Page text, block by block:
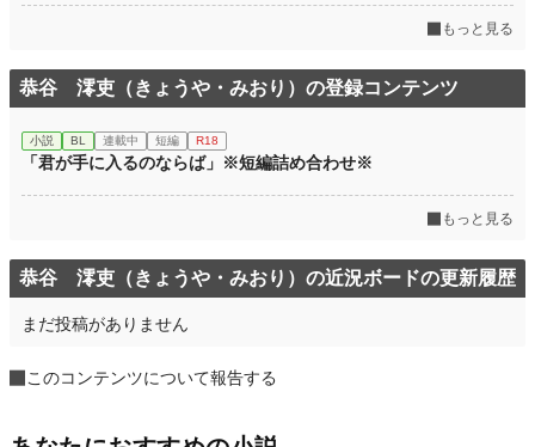
もっと見る
恭谷 澪吏（きょうや・みおり）の登録コンテンツ
小説 BL 連載中 短編 R18
「君が手に入るのならば」※短編詰め合わせ※
もっと見る
恭谷 澪吏（きょうや・みおり）の近況ボードの更新履歴
まだ投稿がありません
このコンテンツについて報告する